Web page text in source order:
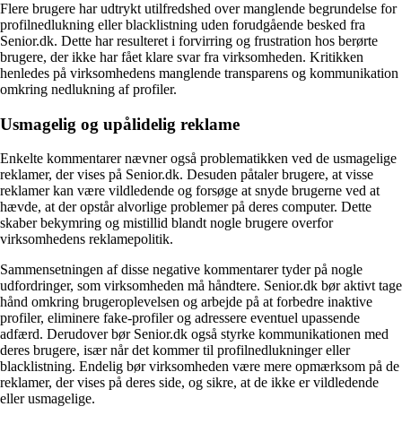
Flere brugere har udtrykt utilfredshed over manglende begrundelse for
profilnedlukning eller blacklistning uden forudgående besked fra
Senior.dk. Dette har resulteret i forvirring og frustration hos berørte
brugere, der ikke har fået klare svar fra virksomheden. Kritikken
henledes på virksomhedens manglende transparens og kommunikation
omkring nedlukning af profiler.
Usmagelig og upålidelig reklame
Enkelte kommentarer nævner også problematikken ved de usmagelige
reklamer, der vises på Senior.dk. Desuden påtaler brugere, at visse
reklamer kan være vildledende og forsøge at snyde brugerne ved at
hævde, at der opstår alvorlige problemer på deres computer. Dette
skaber bekymring og mistillid blandt nogle brugere overfor
virksomhedens reklamepolitik.
Sammensetningen af disse negative kommentarer tyder på nogle
udfordringer, som virksomheden må håndtere. Senior.dk bør aktivt tage
hånd omkring brugeroplevelsen og arbejde på at forbedre inaktive
profiler, eliminere fake-profiler og adressere eventuel upassende
adfærd. Derudover bør Senior.dk også styrke kommunikationen med
deres brugere, især når det kommer til profilnedlukninger eller
blacklistning. Endelig bør virksomheden være mere opmærksom på de
reklamer, der vises på deres side, og sikre, at de ikke er vildledende
eller usmagelige.